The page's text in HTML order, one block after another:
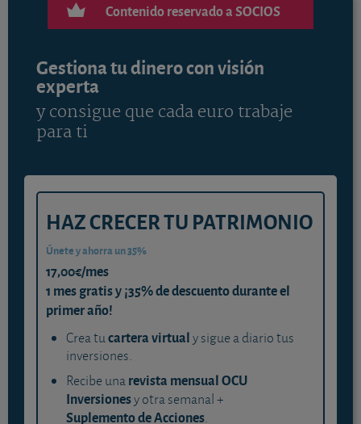
Contenido reservado a SOCIOS
Gestiona tu dinero con visión
experta
y consigue que cada euro trabaje
para ti
HAZ CRECER TU PATRIMONIO
Únete y ahorra un 35%
17,00€/mes
1 mes gratis y ¡35% de descuento durante el
primer año!
Crea tucartera virtualy sigue a diario tus
inversiones.
Recibe unarevista mensual OCU
Inversionesy otra semanal +
Suplemento de Acciones.